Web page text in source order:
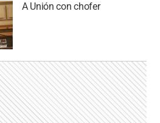
A Unión con chofer